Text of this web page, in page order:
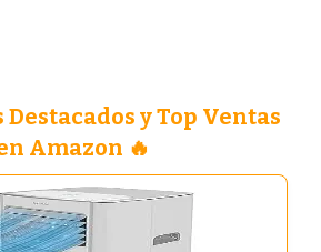
Destacados y Top Ventas
Amazon 🔥